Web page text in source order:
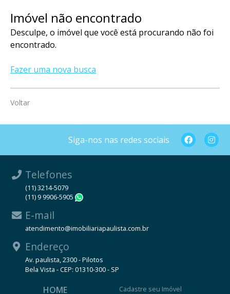
Imóvel não encontrado
Desculpe, o imóvel que você está procurando não foi
encontrado.
Fazer uma nova busca
Voltar
Siga-nos nas redes sociais
Telefones
(11) 3214-5079
(11) 9 9906-5905
E-mail
atendimento@imobiliariapaulista.com.br
Endereço
Av. paulista, 2300 - Pilotos
Bela Vista - CEP: 01310-300 - SP
HOME Cadastre seu Imóvel